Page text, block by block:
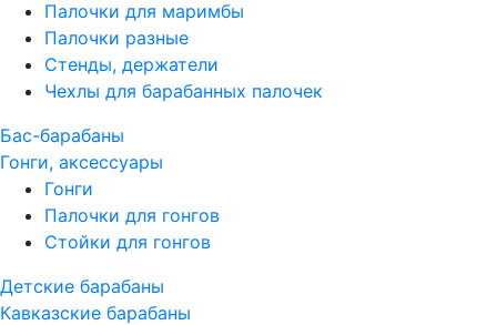
Палочки для маримбы
Палочки разные
Стенды, держатели
Чехлы для барабанных палочек
Бас-барабаны
Гонги, аксессуары
Гонги
Палочки для гонгов
Стойки для гонгов
Детские барабаны
Кавказские барабаны